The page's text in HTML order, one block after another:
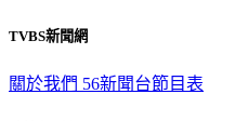
TVBS新聞網
關於我們 56新聞台節目表